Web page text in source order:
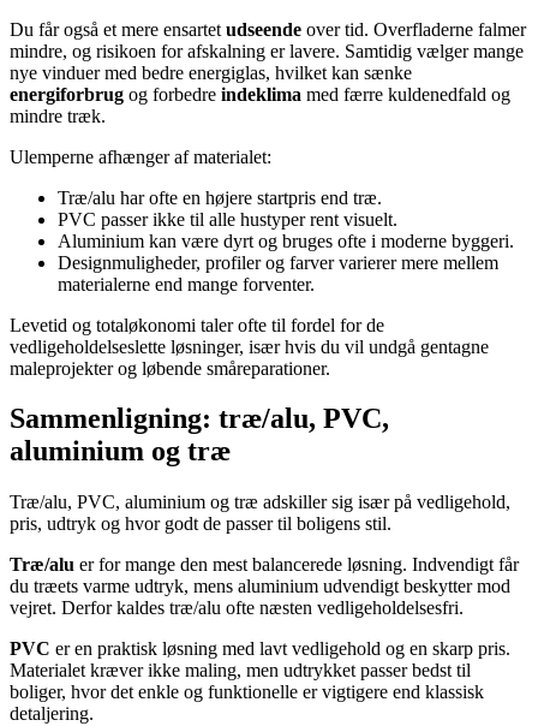
Du får også et mere ensartet udseende over tid. Overfladerne falmer
mindre, og risikoen for afskalning er lavere. Samtidig vælger mange
nye vinduer med bedre energiglas, hvilket kan sænke
energiforbrug og forbedre indeklima med færre kuldenedfald og
mindre træk.
Ulemperne afhænger af materialet:
Træ/alu har ofte en højere startpris end træ.
PVC passer ikke til alle hustyper rent visuelt.
Aluminium kan være dyrt og bruges ofte i moderne byggeri.
Designmuligheder, profiler og farver varierer mere mellem
materialerne end mange forventer.
Levetid og totaløkonomi taler ofte til fordel for de
vedligeholdelseslette løsninger, især hvis du vil undgå gentagne
maleprojekter og løbende småreparationer.
Sammenligning: træ/alu, PVC,
aluminium og træ
Træ/alu, PVC, aluminium og træ adskiller sig især på vedligehold,
pris, udtryk og hvor godt de passer til boligens stil.
Træ/alu er for mange den mest balancerede løsning. Indvendigt får
du træets varme udtryk, mens aluminium udvendigt beskytter mod
vejret. Derfor kaldes træ/alu ofte næsten vedligeholdelsesfri.
PVC er en praktisk løsning med lavt vedligehold og en skarp pris.
Materialet kræver ikke maling, men udtrykket passer bedst til
boliger, hvor det enkle og funktionelle er vigtigere end klassisk
detaljering.